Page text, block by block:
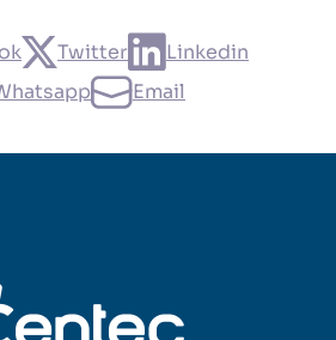
Twitter
Linkedin
Email